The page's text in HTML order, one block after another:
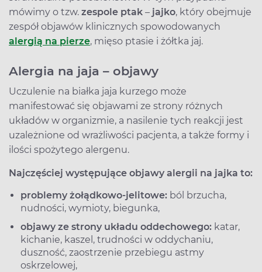
mówimy o tzw. zespole ptak – jajko, który obejmuje
zespół objawów klinicznych spowodowanych
alergią na pierze, mięso ptasie i żółtka jaj.
Alergia na jaja – objawy
Uczulenie na białka jaja kurzego może
manifestować się objawami ze strony różnych
układów w organizmie, a nasilenie tych reakcji jest
uzależnione od wrażliwości pacjenta, a także formy i
ilości spożytego alergenu.
Najczęściej występujące objawy alergii na jajka to:
problemy żołądkowo-jelitowe: ból brzucha,
nudności, wymioty, biegunka,
objawy ze strony układu oddechowego: katar,
kichanie, kaszel, trudności w oddychaniu,
duszność, zaostrzenie przebiegu astmy
oskrzelowej,